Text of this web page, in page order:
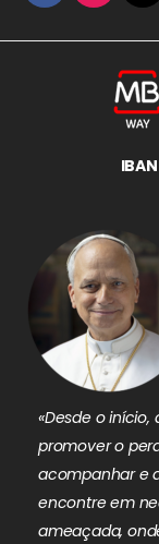
«Desde o início,
promover o
acompanhar e
encontre em
ameaçada,